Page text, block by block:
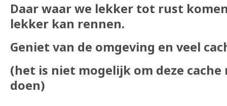
Daar waar we lekker tot rust
lekker kan rennen.
Geniet van de omgeving en veel
(het is niet mogelijk om deze
doen)